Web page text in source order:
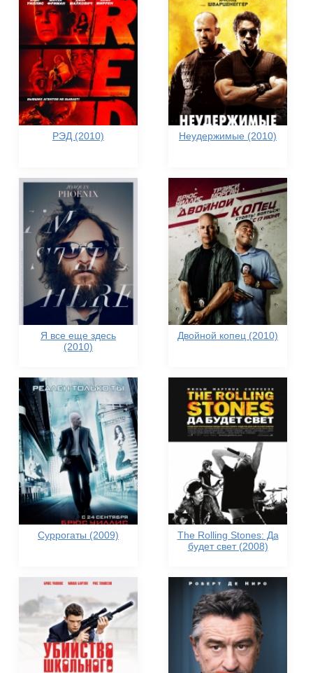
РЭД (2010) Неудержимые (2010)
Я все еще здесь
(2010)
Двойной копец (2010)
Суррогаты (2009)
The Rolling Stones: Да
будет свет (2008)